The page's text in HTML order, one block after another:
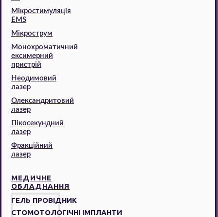
Мікростимуляція
EMS
Мікрострум
Монохроматичний
ексимерний
пристрій
Неодимовий
лазер
Олександритовий
лазер
Пікосекундний
лазер
Фракційний
лазер
МЕДИЧНЕ
ОБЛАДНАННЯ
ГЕЛЬ ПРОВІДНИК
СТОМОТОЛОГІЧНІ ІМПЛАНТИ